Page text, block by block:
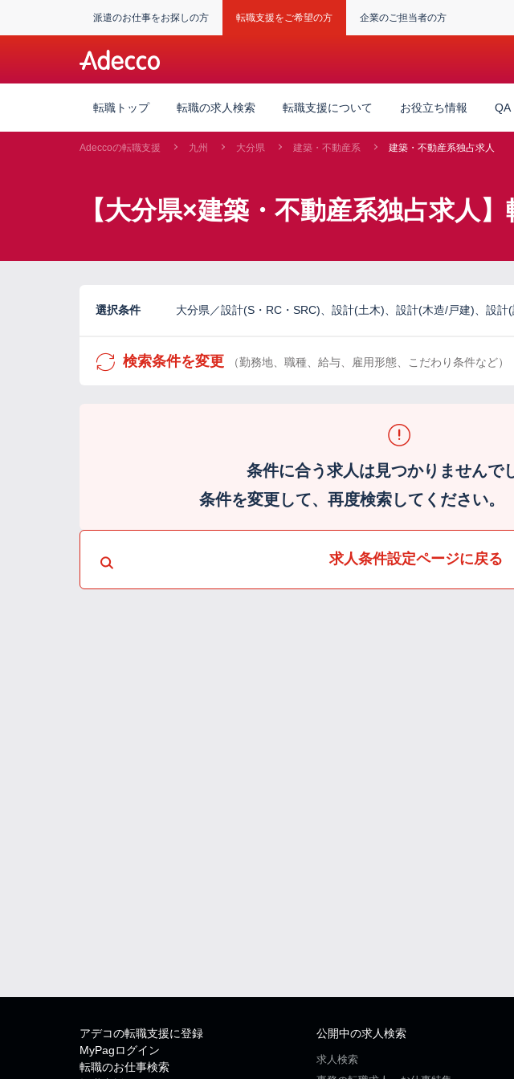
派遣のお仕事をお探しの方 転職支援をご希望の方 企業のご担当者の方
転職トップ 転職の求人検索 転職支援について お役立ち情報 QA
Adeccoの転職支援 九州 大分県 建築・不動産系 建築・不動産系独占求人
【大分県×建築・不動産系独占求人
選択条件 大分県／設計(S・RC・SRC)、設計(土木)、設計(木造/戸建)、設計
検索条件を変更 （勤務地、職種、給与、雇用形態、こだわり条件など）
条件に合う求人は見つかりませんで
条件を変更して、再度検索してください。
求人条件設定ページに戻る
アデコの転職支援に登録
MyPagログイン
転職のお仕事検索
公開中の求人検索
求人検索